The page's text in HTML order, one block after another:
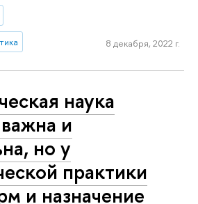
8 декабря, 2022 г.
наука
и
но у
практики
и назначение